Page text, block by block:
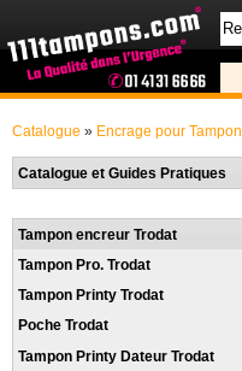
Catalogue » Encrage pour Tampon
Catalogue et Guides Pratiques
Tampon encreur Trodat
Tampon Pro. Trodat
Tampon Printy Trodat
Poche Trodat
Tampon Printy Dateur Trodat